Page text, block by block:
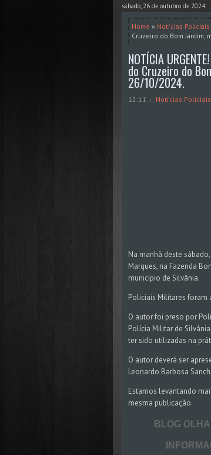
sábado, 26 de outubro de 2024
Home » Notícias Policiais
Cruzeiro do Bom Jardim,
NOTÍCIA
do Cruzeiro do
26/10/2024.
12:11 Notícias Policiais
Na manhã deste
Marques, na Fazenda
município de Silvânia.
Policiais Militares foram
O autor foi preso por
Polícia Militar de
ter sido utilizadas na
O autor deverá ser
Leonardo Barbosa
Estamos levantando
mesma publicação.
BLOG OLHAR